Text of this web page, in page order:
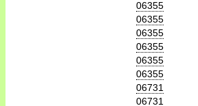
06355
06355
06355
06355
06355
06355
06731
06731